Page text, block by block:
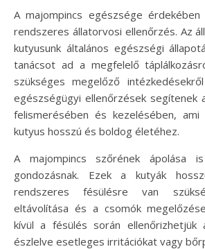
A majompincs egészsége
rendszeres állatorvosi ellenőrzés. Az
kutyusunk általános egészségi
tanácsot ad a megfelelő
szükséges megelőző
egészségügyi ellenőrzések segítenek
felismerésében és kezelésében,
kutyus hosszú és boldog életéhez.
A majompincs szőrének ápolása
gondozásnak. Ezek a kutyák
rendszeres fésülésre van
eltávolítása és a csomók
kívül a fésülés során
észlelve esetleges irritációkat vagy